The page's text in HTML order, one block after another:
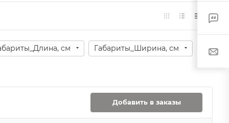
см Габариты_Ширина, см
Добавить в заказы